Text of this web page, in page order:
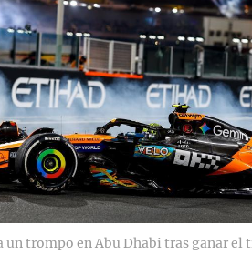
un trompo en Abu Dhabi tras ganar